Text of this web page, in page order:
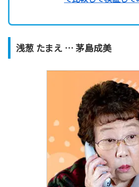
浅葱 たまえ … 茅島成美